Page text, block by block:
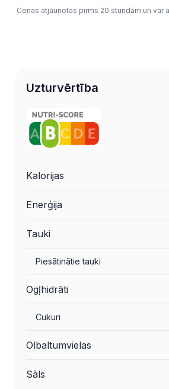
Cenas atjaunotas pirms 20 stundām un var
Uzturvērtība
Kalorijas
Enerģija
Tauki
Piesātinātie tauki
Ogļhidrāti
Cukuri
Olbaltumvielas
Sāls